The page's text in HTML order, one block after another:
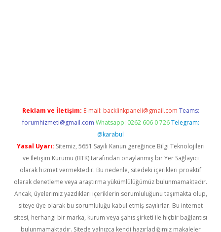
Reklam ve İletişim: E-mail: backlinkpaneli@gmail.com Teams:
forumhizmeti@gmail.com Whatsapp: 0262 606 0 726 Telegram:
@karabul
Yasal Uyarı: Sitemiz, 5651 Sayılı Kanun gereğince Bilgi Teknolojileri
ve İletişim Kurumu (BTK) tarafından onaylanmış bir Yer Sağlayıcı
olarak hizmet vermektedir. Bu nedenle, sitedeki içerikleri proaktif
olarak denetleme veya araştırma yükümlülüğümüz bulunmamaktadır.
Ancak, üyelerimiz yazdıkları içeriklerin sorumluluğunu taşımakta olup,
siteye üye olarak bu sorumluluğu kabul etmiş sayılırlar. Bu internet
sitesi, herhangi bir marka, kurum veya şahıs şirketi ile hiçbir bağlantısı
bulunmamaktadır. Sitede yalnızca kendi hazırladığımız makaleler